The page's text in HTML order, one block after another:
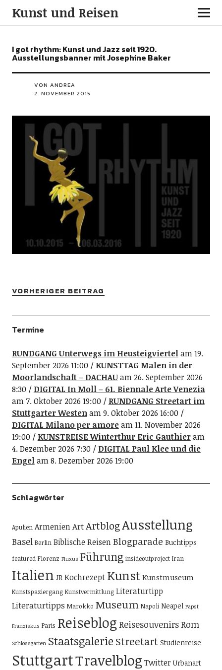
Kunst und Reisen
I got rhythm: Kunst und Jazz seit 1920.
Ausstellungsbanner mit Josephine Baker
VON ANDREA
2. NOVEMBER 2015
VORHERIGER BEITRAG
Termine
RUNDGANG Unterwegs im Heusteigviertelam 19.
September 2026 11:00
KUNSTTAG Malen in der
Moorlandschaft – DACHAUam 26. September 2026
8:30
DIGITAL In Moll – 61. Biennale Arte Venezia
am 7. Oktober 2026 19:00
RUNDGANG Streetart im
Stuttgarter Westenam 9. Oktober 2026 16:00
DIGITAL Milano per amoream 11. November 2026
19:00
KUNSTREISE Winterthur Eric Gauthieram
4. Dezember 2026 7:30
DIGITAL Paul Klee und die
Engelam 8. Dezember 2026 19:00
Schlagwörter
Apulien ArmenienArtArtblogAusstellung
Basel Berlin Biblische ReisenBlogparade Buchtipps
featured Florenz Fluxus Führung insideoutproject Iran
Italien JR Kochrezept Kunst Kunstmuseum
Kunstspaziergang Kunstvermittlung Literaturtipp
Literaturtipps Marokko Museum Napoli Neapel Papst
Franziskus Paris Reiseblog ReisesouvenirsRom
Schlossgarten Staatsgalerie Streetart Studienreise
StuttgartTravelblog Twitter Urbanart